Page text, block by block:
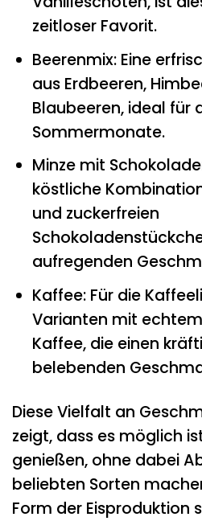
zeitloser Favorit.
Beerenmix: Eine
aus Erdbeeren,
Blaubeeren, ideal für
Sommermonate.
Minze mit
köstliche
und zuckerfreien
aufregenden
Kaffee: Für die
Varianten mit
Kaffee, die einen
belebenden
Diese Vielfalt an
zeigt, dass es möglich
genießen, ohne dabei
beliebten Sorten
Form der Eisproduktion